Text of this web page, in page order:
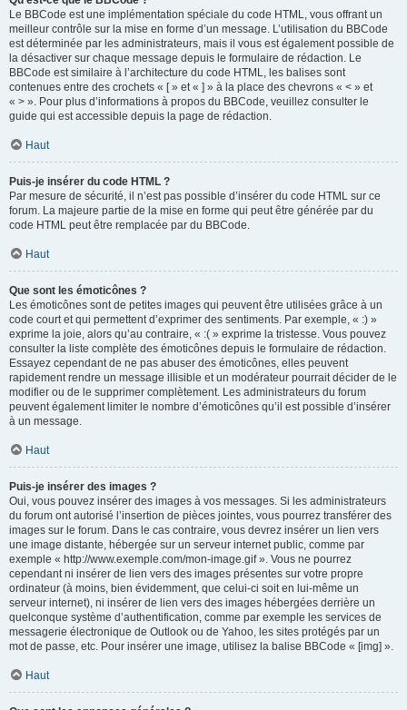
Le BBCode est une implémentation spéciale du code HTML, vous offrant un
meilleur contrôle sur la mise en forme d’un message. L’utilisation du BBCode
est déterminée par les administrateurs, mais il vous est également possible de
la désactiver sur chaque message depuis le formulaire de rédaction. Le
BBCode est similaire à l’architecture du code HTML, les balises sont
contenues entre des crochets « [ » et « ] » à la place des chevrons « < » et
« > ». Pour plus d’informations à propos du BBCode, veuillez consulter le
guide qui est accessible depuis la page de rédaction.
Haut
Puis-je insérer du code HTML ?
Par mesure de sécurité, il n’est pas possible d’insérer du code HTML sur ce
forum. La majeure partie de la mise en forme qui peut être générée par du
code HTML peut être remplacée par du BBCode.
Haut
Que sont les émoticônes ?
Les émoticônes sont de petites images qui peuvent être utilisées grâce à un
code court et qui permettent d’exprimer des sentiments. Par exemple, « :) »
exprime la joie, alors qu’au contraire, « :( » exprime la tristesse. Vous pouvez
consulter la liste complète des émoticônes depuis le formulaire de rédaction.
Essayez cependant de ne pas abuser des émoticônes, elles peuvent
rapidement rendre un message illisible et un modérateur pourrait décider de le
modifier ou de le supprimer complètement. Les administrateurs du forum
peuvent également limiter le nombre d’émoticônes qu’il est possible d’insérer
à un message.
Haut
Puis-je insérer des images ?
Oui, vous pouvez insérer des images à vos messages. Si les administrateurs
du forum ont autorisé l’insertion de pièces jointes, vous pourrez transférer des
images sur le forum. Dans le cas contraire, vous devrez insérer un lien vers
une image distante, hébergée sur un serveur internet public, comme par
exemple « http://www.exemple.com/mon-image.gif ». Vous ne pourrez
cependant ni insérer de lien vers des images présentes sur votre propre
ordinateur (à moins, bien évidemment, que celui-ci soit en lui-même un
serveur internet), ni insérer de lien vers des images hébergées derrière un
quelconque système d’authentification, comme par exemple les services de
messagerie électronique de Outlook ou de Yahoo, les sites protégés par un
mot de passe, etc. Pour insérer une image, utilisez la balise BBCode « [img] ».
Haut